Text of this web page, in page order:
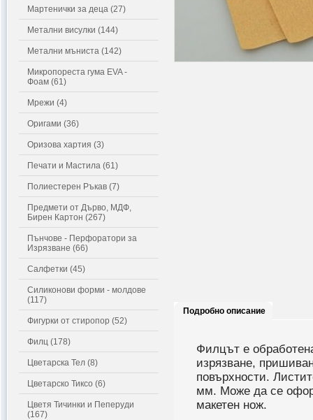
Мартенички за деца (27)
Метални висулки (144)
Метални мъниста (142)
Микропореста гума EVA -
Фоам (61)
Мрежи (4)
Оригами (36)
Оризова хартия (3)
Печати и Мастила (61)
Полиестерен Ръкав (7)
Предмети от Дърво, МДФ,
Бирен Картон (267)
Пънчове - Перфоратори за
Изрязване (66)
Салфетки (45)
Силиконови форми - молдове
(117)
Фигурки от стиропор (52)
Филц (178)
Цветарска Тел (8)
Цветарско Тиксо (6)
Цветя Тичинки и Пеперуди
(167)
Подробно описание
Филцът е
изрязване,
повърхности.
мм. Може да се
макетен нож.